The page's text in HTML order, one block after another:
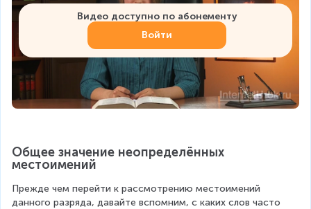
Видео доступно по абонементу
Войти
Общее значение неопределённых
местоимений
Прежде чем перейти к рассмотрению местоимений
данного разряда, давайте вспомним, с каких слов часто